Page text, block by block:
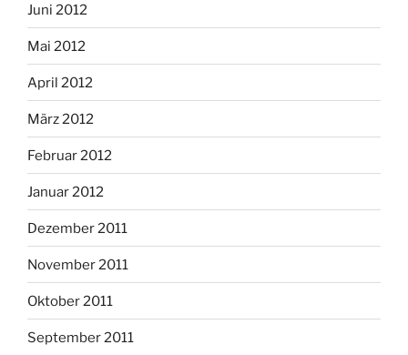
Juni 2012
Mai 2012
April 2012
März 2012
Februar 2012
Januar 2012
Dezember 2011
November 2011
Oktober 2011
September 2011